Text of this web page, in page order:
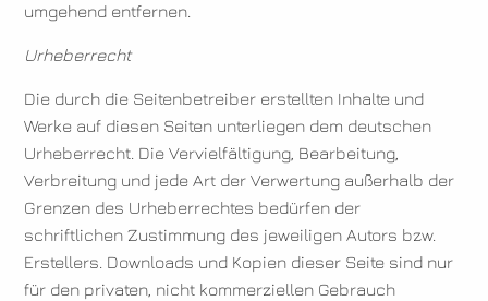
umgehend entfernen.
Urheberrecht
Die durch die Seitenbetreiber erstellten Inhalte und
Werke auf diesen Seiten unterliegen dem deutschen
Urheberrecht. Die Vervielfältigung, Bearbeitung,
Verbreitung und jede Art der Verwertung außerhalb der
Grenzen des Urheberrechtes bedürfen der
schriftlichen Zustimmung des jeweiligen Autors bzw.
Erstellers. Downloads und Kopien dieser Seite sind nur
für den privaten, nicht kommerziellen Gebrauch